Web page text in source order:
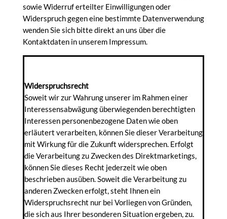
sowie Widerruf erteilter Einwilligungen oder
Widerspruch gegen eine bestimmte Datenverwendung
wenden Sie sich bitte direkt an uns über die
Kontaktdaten in unserem Impressum.
Widerspruchsrecht
Soweit wir zur Wahrung unserer im Rahmen einer
Interessensabwägung überwiegenden berechtigten
Interessen personenbezogene Daten wie oben
erläutert verarbeiten, können Sie dieser Verarbeitung
mit Wirkung für die Zukunft widersprechen. Erfolgt
die Verarbeitung zu Zwecken des Direktmarketings,
können Sie dieses Recht jederzeit wie oben
beschrieben ausüben. Soweit die Verarbeitung zu
anderen Zwecken erfolgt, steht Ihnen ein
Widerspruchsrecht nur bei Vorliegen von Gründen,
die sich aus Ihrer besonderen Situation ergeben, zu.